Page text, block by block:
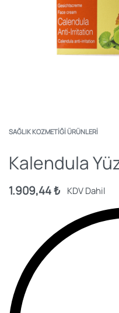
SAĞLIK KOZMETIĞI ÜRÜNLERI
Kalendula
1.909,44₺ KDV Dahil